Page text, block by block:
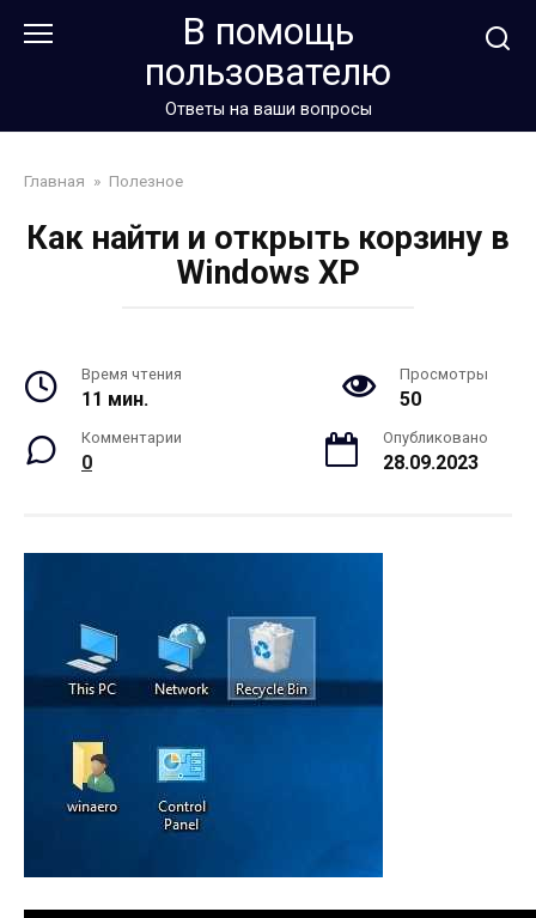
В помощь
пользователю
Ответы на ваши вопросы
Главная » Полезное
Как найти и открыть корзину в
Windows XP
Время чтения
11 мин.
Просмотры
50
Комментарии
0
Опубликовано
28.09.2023